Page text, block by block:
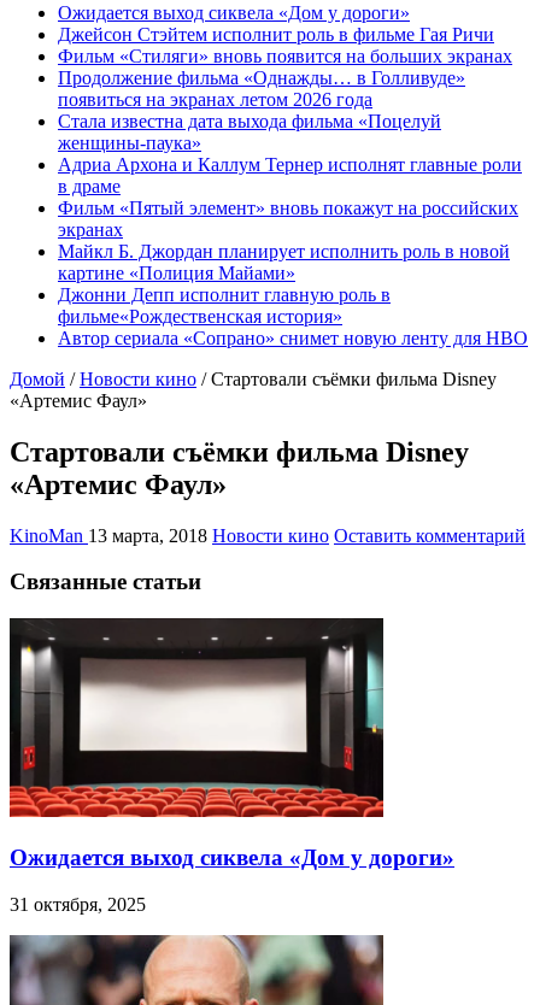
Ожидается выход сиквела «Дом у дороги»
Джейсон Стэйтем исполнит роль в фильме Гая Ричи
Фильм «Стиляги» вновь появится на больших экранах
Продолжение фильма «Однажды… в Голливуде»
появиться на экранах летом 2026 года
Стала известна дата выхода фильма «Поцелуй
женщины-паука»
Адриа Архона и Каллум Тернер исполнят главные роли
в драме
Фильм «Пятый элемент» вновь покажут на российских
экранах
Майкл Б. Джордан планирует исполнить роль в новой
картине «Полиция Майами»
Джонни Депп исполнит главную роль в
фильме«Рождественская история»
Автор сериала «Сопрано» снимет новую ленту для HBO
Домой / Новости кино / Стартовали съёмки фильма Disney
«Артемис Фаул»
Стартовали съёмки фильма Disney
«Артемис Фаул»
KinoMan 13 марта, 2018 Новости кино Оставить комментарий
Связанные статьи
Ожидается выход сиквела «Дом у дороги»
31 октября, 2025